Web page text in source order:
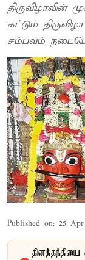
திருவிழாவின்
கட்டும்
சம்பவம்
Published on: 25 Apr
தினத்தந்தியை